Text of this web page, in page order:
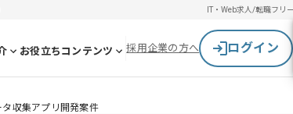
IT・Web求人/転職フリ
お役立ちコンテンツ 採用企業の方へ ログイン
タ収集アプリ開発案件